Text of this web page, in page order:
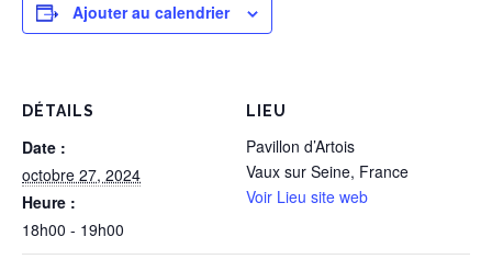
Ajouter au calendrier
DÉTAILS
Date :
octobre 27, 2024
Heure :
18h00 - 19h00
LIEU
Pavillon d’Artois
Vaux sur Seine, France
Voir Lieu site web